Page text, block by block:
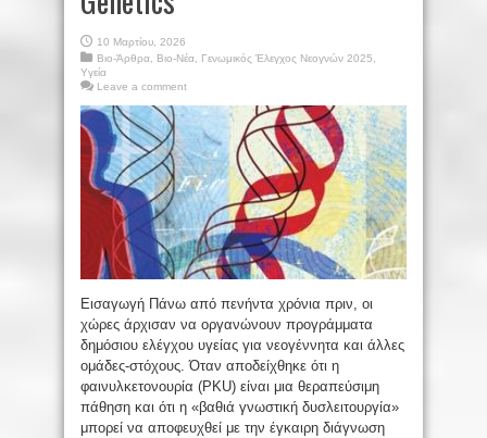
10 Μαρτίου, 2026
Βιο-Άρθρα
Βιο-Νέα Γενωμικός Έλεγχος Νεογνών 2025
Υγεία
Leave a comment
Εισαγωγή Πάνω από πενήντα χρόνια πριν, οι
χώρες άρχισαν να οργανώνουν προγράμματα
δημόσιου ελέγχου υγείας για νεογέννητα και άλλες
ομάδες-στόχους. Όταν αποδείχθηκε ότι η
φαινυλκετονουρία (PKU) είναι μια θεραπεύσιμη
πάθηση και ότι η «βαθιά γνωστική δυσλειτουργία»
μπορεί να αποφευχθεί με την έγκαιρη διάγνωση